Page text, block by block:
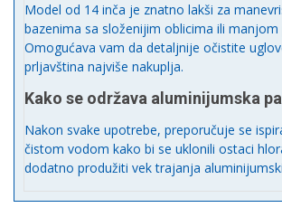
Model od 14 inča je znatno lakši za
bazenima sa složenijim oblicima ili
Omogućava vam da detaljnije očistite
prljavština najviše nakuplja.
Kako se održava aluminijumska
Nakon svake upotrebe, preporučuje se
čistom vodom kako bi se uklonili ostaci
dodatno produžiti vek trajanja